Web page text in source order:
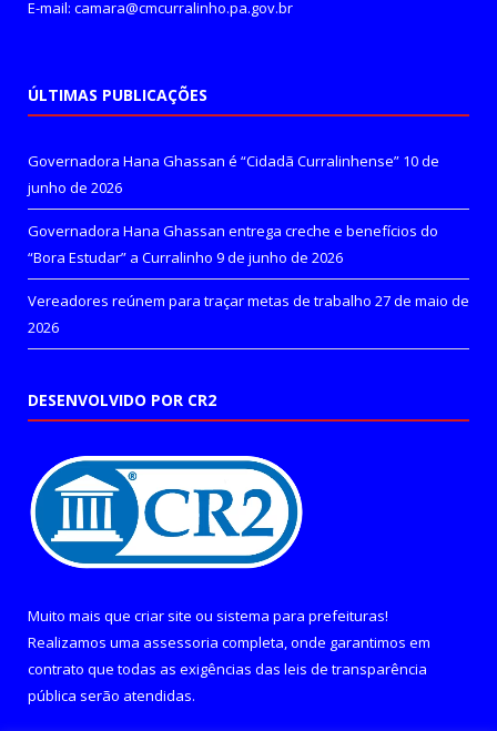
E-mail: camara@cmcurralinho.pa.gov.br
ÚLTIMAS PUBLICAÇÕES
Governadora Hana Ghassan é “Cidadã Curralinhense” 10 de
junho de 2026
Governadora Hana Ghassan entrega creche e benefícios do
“Bora Estudar” a Curralinho 9 de junho de 2026
Vereadores reúnem para traçar metas de trabalho 27 de maio de
2026
DESENVOLVIDO POR CR2
Muito mais que criar site ou sistema para prefeituras!
Realizamos uma assessoria completa, onde garantimos em
contrato que todas as exigências das leis de transparência
pública serão atendidas.